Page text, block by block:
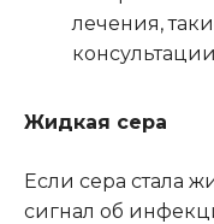
лечения,
Жидкая сера
Если сера стала
сигнал об